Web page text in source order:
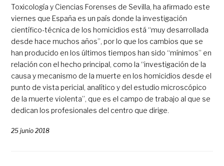
Toxicología y Ciencias Forenses de Sevilla, ha afirmado este
viernes que España es un país donde la investigación
científico-técnica de los homicidios está “muy desarrollada
desde hace muchos años”, por lo que los cambios que se
han producido en los últimos tiempos han sido “mínimos” en
relación con el hecho principal, como la “investigación de la
causa y mecanismo de la muerte en los homicidios desde el
punto de vista pericial, analítico y del estudio microscópico
de la muerte violenta”, que es el campo de trabajo al que se
dedican los profesionales del centro que dirige.
25 junio 2018